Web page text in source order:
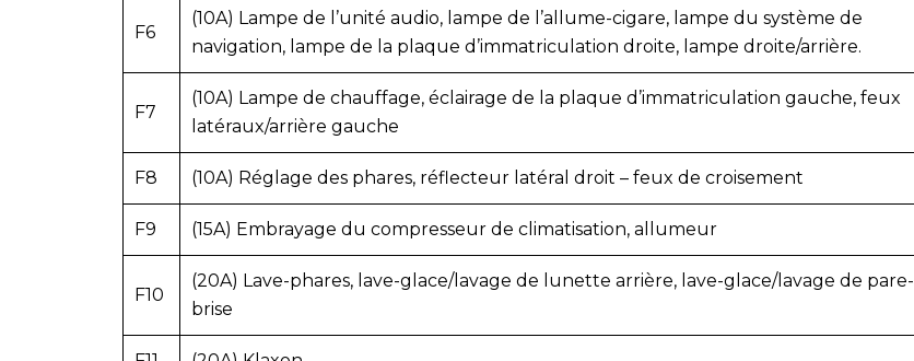
F6
(10A) Lampe de l’unité audio, lampe de l’allume-cigare, lampe du système de
navigation, lampe de la plaque d’immatriculation droite, lampe droite/arrière.
F7
(10A) Lampe de chauffage, éclairage de la plaque d’immatriculation gauche, feux
latéraux/arrière gauche
F8 (10A) Réglage des phares, réflecteur latéral droit – feux de croisement
F9 (15A) Embrayage du compresseur de climatisation, allumeur
F10
(20A) Lave-phares, lave-glace/lavage de lunette arrière, lave-glace/lavage de pare-
brise